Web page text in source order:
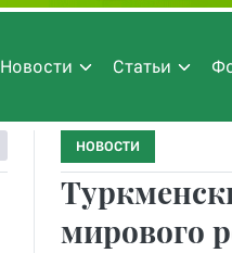
Новости Статьи
НОВОСТИ
мирового